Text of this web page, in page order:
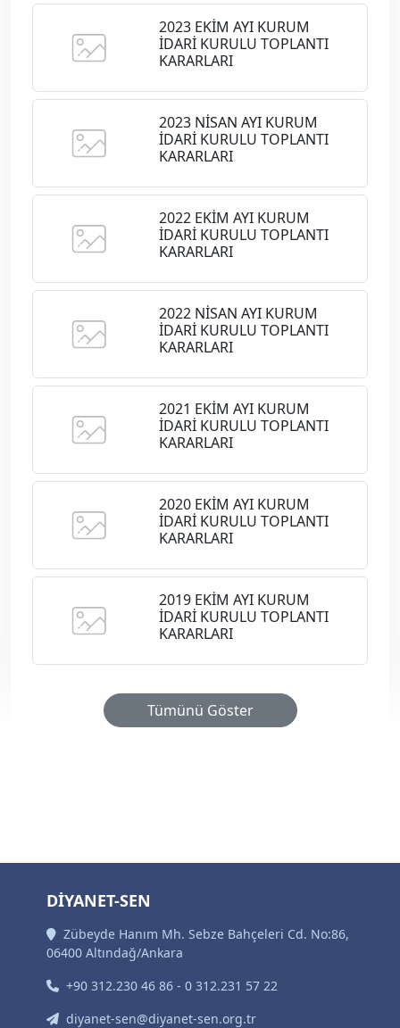
2023 EKİM AYI KURUM
İDARİ KURULU TOPLANTI
KARARLARI
2023 NİSAN AYI KURUM
İDARİ KURULU TOPLANTI
KARARLARI
2022 EKİM AYI KURUM
İDARİ KURULU TOPLANTI
KARARLARI
2022 NİSAN AYI KURUM
İDARİ KURULU TOPLANTI
KARARLARI
2021 EKİM AYI KURUM
İDARİ KURULU TOPLANTI
KARARLARI
2020 EKİM AYI KURUM
İDARİ KURULU TOPLANTI
KARARLARI
2019 EKİM AYI KURUM
İDARİ KURULU TOPLANTI
KARARLARI
Tümünü Göster
DİYANET-SEN
Zübeyde Hanım Mh. Sebze Bahçeleri Cd. No:86,
06400 Altındağ/Ankara
+90 312.230 46 86 - 0 312.231 57 22
diyanet-sen@diyanet-sen.org.tr